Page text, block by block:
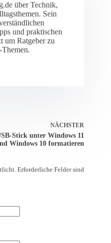
über Technik,
Sein
und praktischen
um Ratgeber zu
NÄCHSTER
Stick unter Windows 11
Windows 10 formatieren
Erforderliche Felder sind